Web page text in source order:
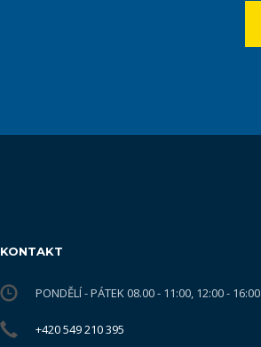
KONTAKT
PONDĚLÍ - PÁTEK 08.00 - 11:00, 12:00 - 16:00
+420 549 210 395